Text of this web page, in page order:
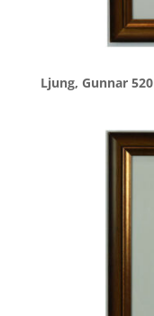
Ljung, Gunnar 520